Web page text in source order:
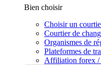
Bien choisir
Choisir un
Courtier de
Organismes de
Plateformes de
Affiliation forex /